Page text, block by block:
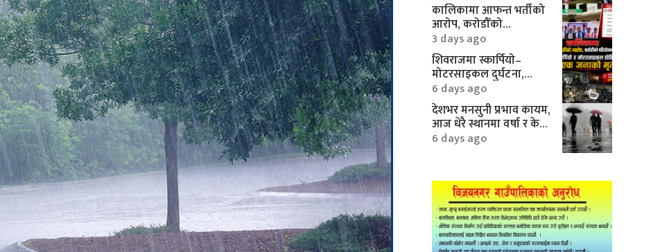
कालिकामा आफन्त भर्तीको
आरोप, करोडौँको
परियोजनामाथि गम्भीर प्रश्न
3 days ago
शिवराजमा स्कार्पियो–
मोटरसाइकल दुर्घटना,
एकको मृत्यु
6 days ago
देशभर मनसुनी प्रभाव कायम,
आज धेरै स्थानमा वर्षा र केही
क्षेत्रमा भारी वर्षाको
6 days ago